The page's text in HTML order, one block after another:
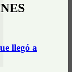
llegó a